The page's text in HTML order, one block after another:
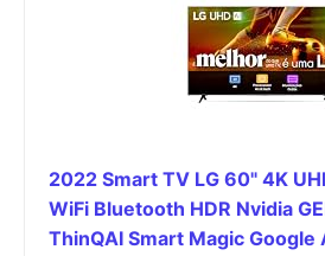
2022 Smart TV LG 60" 4K
WiFi Bluetooth HDR Nvidia
ThinQAI Smart Magic Google